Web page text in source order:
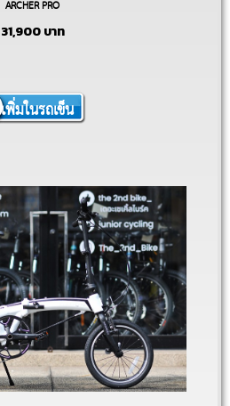
2X10
ARCHER PRO
31,900 บาท
เพิ่มในรถเข็น